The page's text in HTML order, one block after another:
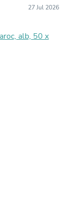
27 Jul 2026
alb, 50 x